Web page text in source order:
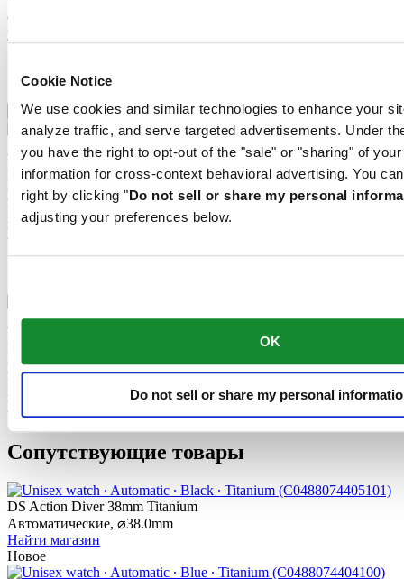
Cookie Notice
We use cookies and similar technologies to enhance your
analyze traffic, and serve targeted advertisements. Under
you have the right to opt-out of the "sale" or "sharing" of
information for cross-context behavioral advertising. You
right by clicking "Do not sell or share my personal
adjusting your preferences below.
OK
Do not sell or share my personal
обладает высокой стойкостью. Покрытие PVD очень твердое,
устойчиво к механическим повреждениям и коррозии.
Особенности
Пружина баланса Nivachron™
Часовой механизм этих часов оснащен пружиной баланса
Nivachron™. Инновационный материал этой детали был
разработан для повышения устойчивости к воздействию
магнитных полей. Эта важная деталь вносит долгосрочный
вклад в надежность, помехоустойчивость и точность хода
часов.
Часовой механизм этих часов оснащен пружиной баланса
Nivachron™. Инновационный материал этой детали был
разработан для повышения устойчивости к воздействию
магнитных полей. Эта важная деталь вносит долгосрочный
вклад в надежность, помехоустойчивость и точность хода
часов.
Сопутствующие товары
DS Action Diver 38mm Titanium
Автоматические, ⌀38.0mm
Найти магазин
Новое